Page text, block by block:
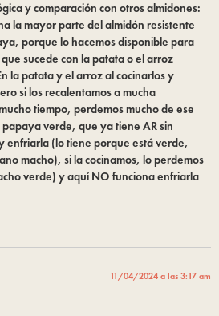
y comparación con otros almidones:
la mayor parte del almidón resistente
porque lo hacemos disponible para
sucede con la patata o el arroz
la patata y el arroz al cocinarlos y
si los recalentamos a mucha
tiempo, perdemos mucho de ese
verde, que ya tiene AR sin
enfriarla (lo tiene porque está verde,
macho), si la cocinamos, lo perdemos
verde) y aquí NO funciona enfriarla
11/04/2024 a las 3:17 am